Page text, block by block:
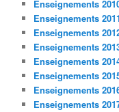
Enseignements
Enseignements 2011
Enseignements
Enseignements
Enseignements
Enseignements
Enseignements
Enseignements